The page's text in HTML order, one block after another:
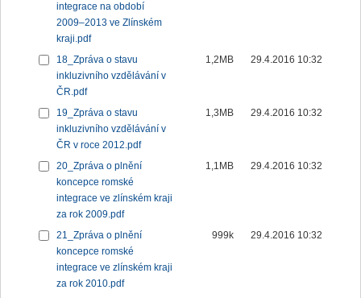
integrace na období
2009–2013 ve Zlínském
kraji.pdf
18_Zpráva o stavu
inkluzivního vzdělávání v
ČR.pdf
1,2MB 29.4.2016 10:32
19_Zpráva o stavu
inkluzivního vzdělávání v
ČR v roce 2012.pdf
1,3MB 29.4.2016 10:32
20_Zpráva o plnění
koncepce romské
integrace ve zlínském kraji
za rok 2009.pdf
1,1MB 29.4.2016 10:32
21_Zpráva o plnění
koncepce romské
integrace ve zlínském kraji
za rok 2010.pdf
999k 29.4.2016 10:32